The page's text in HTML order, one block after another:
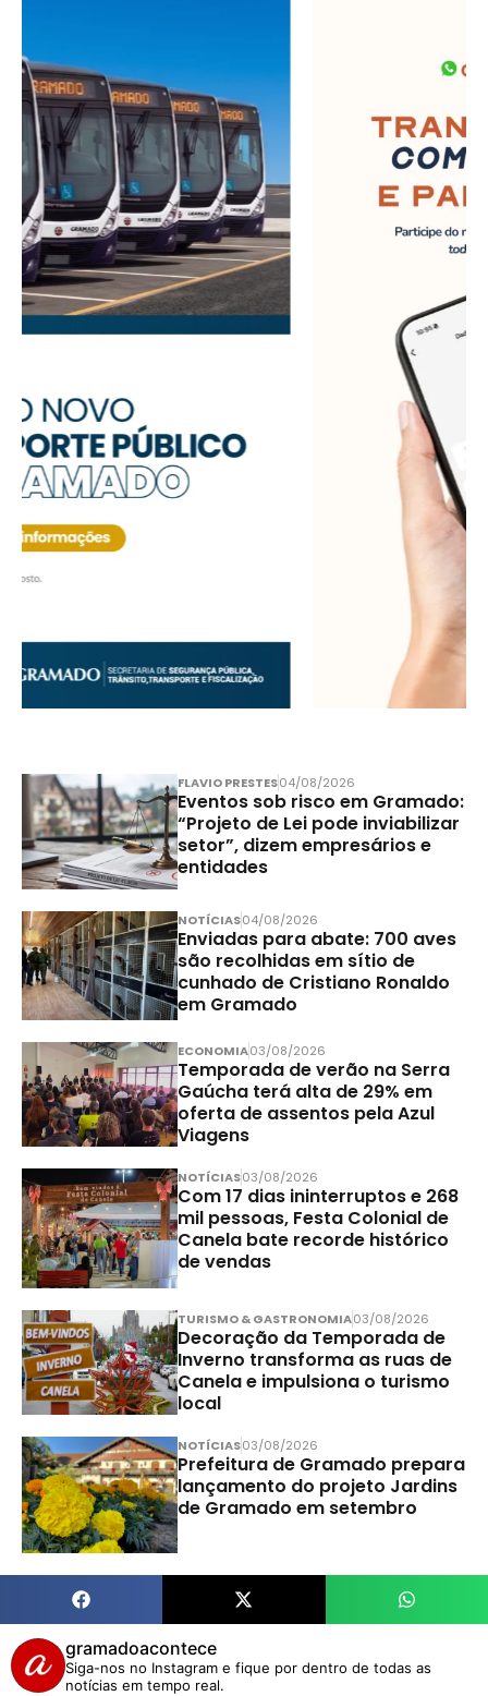
FLAVIO PRESTES04/08/2026
Eventos sob risco em Gramado:
“Projeto de Lei pode inviabilizar
setor”, dizem empresários e
entidades
NOTÍCIAS04/08/2026
Enviadas para abate: 700 aves
são recolhidas em sítio de
cunhado de Cristiano Ronaldo
em Gramado
ECONOMIA03/08/2026
Temporada de verão na Serra
Gaúcha terá alta de 29% em
oferta de assentos pela Azul
Viagens
NOTÍCIAS03/08/2026
Com 17 dias ininterruptos e 268
mil pessoas, Festa Colonial de
Canela bate recorde histórico
de vendas
TURISMO & GASTRONOMIA03/08/2026
Decoração da Temporada de
Inverno transforma as ruas de
Canela e impulsiona o turismo
local
NOTÍCIAS03/08/2026
Prefeitura de Gramado prepara
lançamento do projeto Jardins
de Gramado em setembro
gramadoacontece
Siga-nos no Instagram e fique por dentro de todas as
notícias em tempo real.